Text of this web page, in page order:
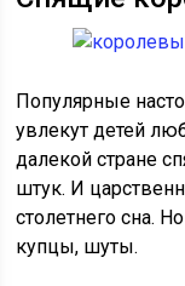
Популярные
увлекут детей
далекой стране
штук. И
столетнего сна.
купцы, шуты.